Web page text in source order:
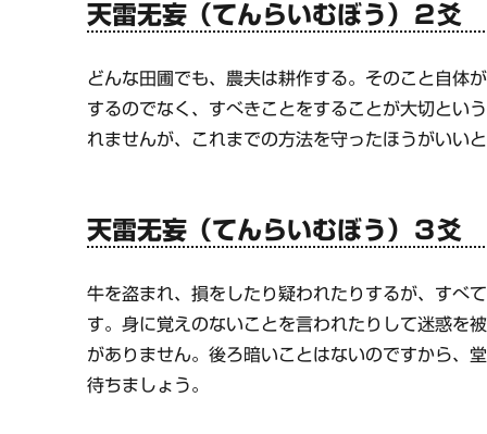
天雷无妄（てんらいむぼう）２爻
どんな田圃でも、農夫は耕作する。そのこと自体
するのでなく、すべきことをすることが大切とい
れませんが、これまでの方法を守ったほうがいい
天雷无妄（てんらいむぼう）３爻
牛を盗まれ、損をしたり疑われたりするが、すべ
す。身に覚えのないことを言われたりして迷惑を
がありません。後ろ暗いことはないのですから、
待ちましょう。